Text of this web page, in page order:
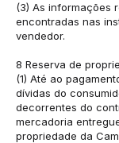
(3) As informações
encontradas nas
vendedor.
8 Reserva de
(1) Até ao
dívidas do
decorrentes do
mercadoria
propriedade da